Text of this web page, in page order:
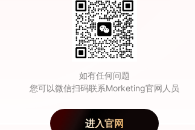
事：品牌创意正在发生什么变化？ |
潮流文化跨时空对话：STAYREAL《卜
卜览，登陆「天下第一灯」自贡灯会
如有任何问题
您可以微信扫码联系Morketing官网人员
进入官网